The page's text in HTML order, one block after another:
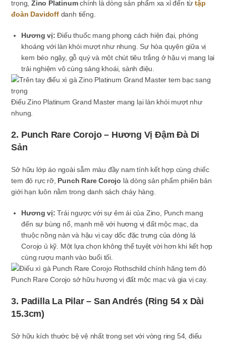
trọng,Zino Platinumchính là dòng sản phẩm xa xỉ đến từtập
đoàn Davidoffdanh tiếng.
Hương vị: Điếu thuốc mang phong cách hiện đại, phóng
khoáng với làn khói mượt như nhung. Sự hòa quyện giữa vị
kem béo ngậy, gỗ quý và một chút tiêu trắng ở hậu vị mang lại
trải nghiệm vô cùng sảng khoái, sành điệu.
Điếu Zino Platinum Grand Master mang lại làn khói mượt như
nhung.
2. Punch Rare Corojo – Hương Vị Đậm Đà Di
Sản
Sở hữu lớp áo ngoài sẫm màu đầy nam tính kết hợp cùng chiếc
tem đỏ rực rỡ, Punch Rare Corojo là dòng sản phẩm phiên bản
giới hạn luôn nằm trong danh sách cháy hàng.
Hương vị: Trái ngược với sự êm ái của Zino, Punch mang
đến sự bùng nổ, mạnh mẽ với hương vị đất mộc mạc, da
thuộc nồng nàn và hậu vị cay dốc đặc trưng của dòng lá
Corojo ủ kỹ. Một lựa chọn không thể tuyệt vời hơn khi kết hợp
cùng rượu mạnh vào buổi tối.
Punch Rare Corojo sở hữu hương vị đất mộc mạc và gia vị cay.
3. Padilla La Pilar – San Andrés (Ring 54 x Dài
15.3cm)
Sở hữu kích thước bệ vệ nhất trong set với vòng ring 54, điếu